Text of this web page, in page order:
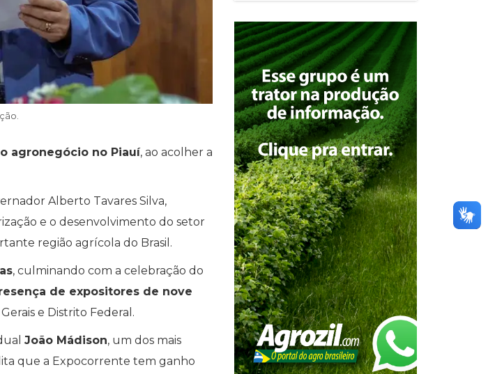
agronegócio no Piauí, ao acolher a
Alberto Tavares Silva,
e o desenvolvimento do setor
região agrícola do Brasil.
, culminando com a celebração do
de expositores de nove
e Distrito Federal.
João Mádison, um dos mais
que a Expocorrente tem ganho